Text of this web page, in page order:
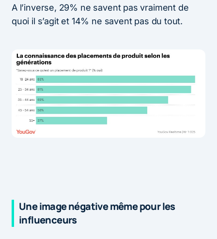
A l’inverse, 29% ne savent pas vraiment de
quoi il s’agit et 14% ne savent pas du tout.
Une image négative même pour les
influenceurs